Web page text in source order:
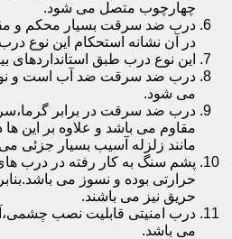
چهارچوب متصل می شود.
درب ضد سرقت بسیار محکم و
در آن نشانه استحکام این نوع
این نوع درب طبق استانداردهای
درب ضد سرقت ضد آب است و
می شود.
درب ضد سرقت در برابر
مقاوم می باشد و علاوه بر این
مانند زلزله آسیب بسیار جزئی می
پشم سنگ به کار رفته در درب
حرارتی بوده و نسوز می
حریق نیز می باشند.
درب امنیتی قابلیت نصب
می باشد.